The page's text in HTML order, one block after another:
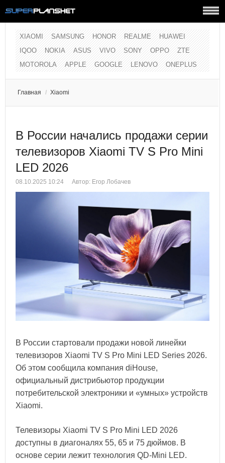
XIAOMI SAMSUNG HONOR REALME
HUAWEI
IQOO
NOKIA ASUS VIVO SONY OPPO
ZTE
MOTOROLA
APPLE GOOGLE LENOVO ONEPLUS
Главная / Xiaomi
В России начались продажи серии
телевизоров Xiaomi TV S Pro Mini
LED 2026
08.10.2025 10:24 Автор: Егор Лобачев
В России стартовали продажи новой линейки
телевизоров Xiaomi TV S Pro Mini LED Series 2026.
Об этом сообщила компания diHouse,
официальный дистрибьютор продукции
потребительской электроники и «умных» устройств
Xiaomi.
Телевизоры Xiaomi TV S Pro Mini LED 2026
доступны в диагоналях 55, 65 и 75 дюймов. В
основе серии лежит технология QD-Mini LED.